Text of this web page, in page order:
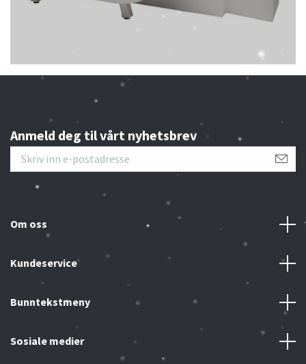
Anmeld deg til vårt nyhetsbrev
Om oss
Kundeservice
Bunntekstmeny
Sosiale medier